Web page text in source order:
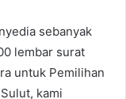
sebanyak
lembar surat
untuk Pemilihan
kami